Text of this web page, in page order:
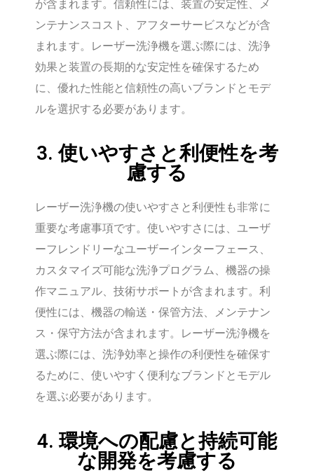
が含まれます。信頼性には、装置の安定性、メ
ンテナンスコスト、アフターサービスなどが含
まれます。レーザー洗浄機を選ぶ際には、洗浄
効果と装置の長期的な安定性を確保するため
に、優れた性能と信頼性の高いブランドとモデ
ルを選択する必要があります。
3. 使いやすさと利便性を考
慮する
レーザー洗浄機の使いやすさと利便性も非常に
重要な考慮事項です。使いやすさには、ユーザ
ーフレンドリーなユーザーインターフェース、
カスタマイズ可能な洗浄プログラム、機器の操
作マニュアル、技術サポートが含まれます。利
便性には、機器の輸送・保管方法、メンテナン
ス・保守方法が含まれます。レーザー洗浄機を
選ぶ際には、洗浄効率と操作の利便性を確保す
るために、使いやすく便利なブランドとモデル
を選ぶ必要があります。
4. 環境への配慮と持続可能
な開発を考慮する